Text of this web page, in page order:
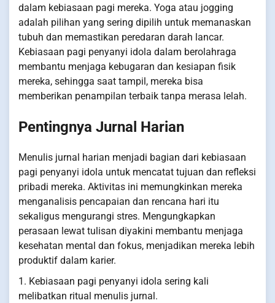
dalam kebiasaan pagi mereka. Yoga atau jogging
adalah pilihan yang sering dipilih untuk memanaskan
tubuh dan memastikan peredaran darah lancar.
Kebiasaan pagi penyanyi idola dalam berolahraga
membantu menjaga kebugaran dan kesiapan fisik
mereka, sehingga saat tampil, mereka bisa
memberikan penampilan terbaik tanpa merasa lelah.
Pentingnya Jurnal Harian
Menulis jurnal harian menjadi bagian dari kebiasaan
pagi penyanyi idola untuk mencatat tujuan dan refleksi
pribadi mereka. Aktivitas ini memungkinkan mereka
menganalisis pencapaian dan rencana hari itu
sekaligus mengurangi stres. Mengungkapkan
perasaan lewat tulisan diyakini membantu menjaga
kesehatan mental dan fokus, menjadikan mereka lebih
produktif dalam karier.
1. Kebiasaan pagi penyanyi idola sering kali
melibatkan ritual menulis jurnal.